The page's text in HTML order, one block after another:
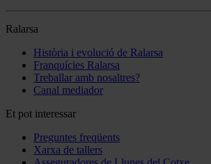
Ralarsa
Història i evolució de Ralarsa
Franquícies Ralarsa
Treballar amb nosaltres?
Canal mediador
Et pot interessar
Preguntes freqüents
Xarxa de tallers